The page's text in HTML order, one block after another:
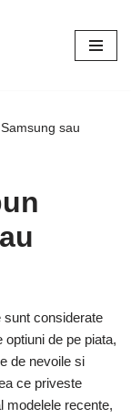
sau
sunt considerate
de pe piata,
de nevoile si
ce priveste
modelele recente,